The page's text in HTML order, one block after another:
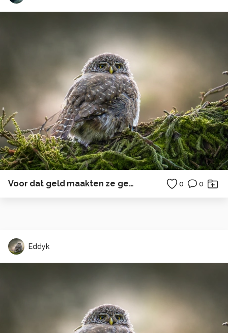
Voor dat geld maakten ze geen vreugdesprong 0 0
Eddyk